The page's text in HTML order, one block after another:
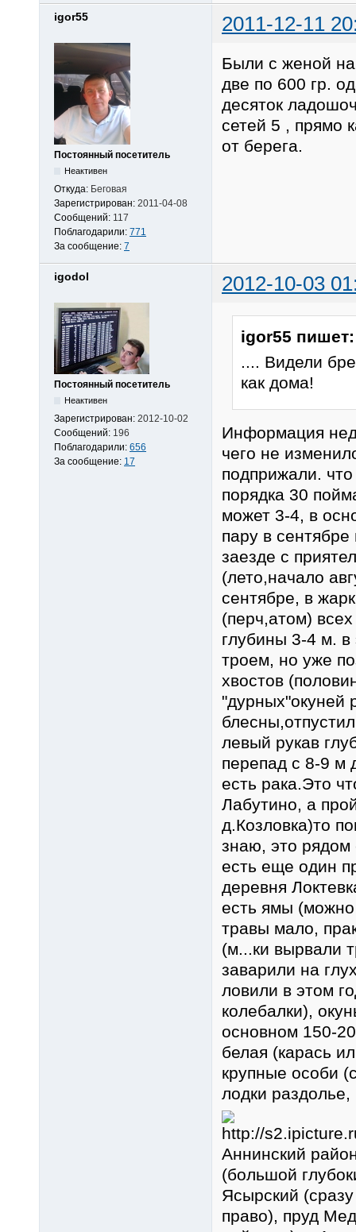
igor55 2011-12-11
Постоянный посетитель
Неактивен
Откуда: Беговая
Зарегистрирован: 2011-04-08
Сообщений: 117
Поблагодарили: 771
За сообщение: 7
Были с женой
две по 600 гр.
десяток
сетей 5 , прямо
от берега.
igodol 2012-10-03
Постоянный посетитель
Неактивен
Зарегистрирован: 2012-10-02
Сообщений: 196
Поблагодарили: 656
За сообщение: 17
igor55 пишет:
.... Видели
как дома!
Информация
чего не
подприжали.
порядка 30
может 3-4, в
пару в сентябре
заезде с
(лето,начало
сентябре, в
(перч,атом)
глубины 3-4 м.
троем, но уже
хвостов
"дурных"окуней
левый рукав
перепад с 8-9 м
есть рака.Это
Лабутино, а
д.Козловка)то
знаю, это рядом
есть еще один
деревня
есть ямы (можно
травы мало,
(м...ки вырвали
заварили на
ловили в этом
колебалки),
основном 150-
белая (карась
крупные особи
лодки раздолье,
Аннинский
(большой
Ясырский
право), пруд